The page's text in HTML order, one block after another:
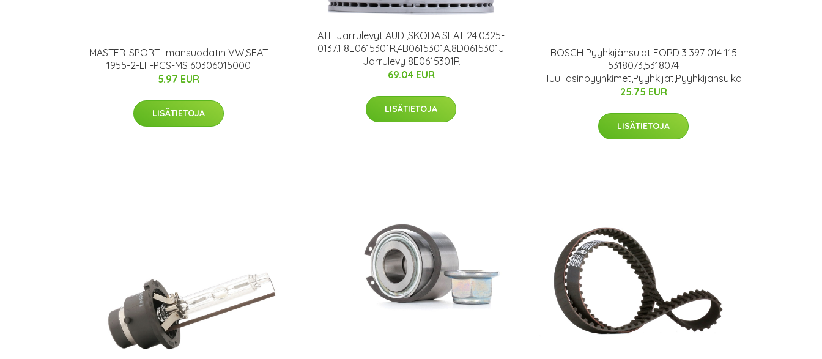
MASTER-SPORT Ilmansuodatin VW,SEAT
1955-2-LF-PCS-MS 60306015000
5.97 EUR
LISÄTIETOJA
ATE Jarrulevyt AUDI,SKODA,SEAT 24.0325-
0137.1 8E0615301R,4B0615301A,8D0615301J
Jarrulevy 8E0615301R
69.04 EUR
LISÄTIETOJA
BOSCH Pyyhkijänsulat FORD 3 397 014 115
5318073,5318074
Tuulilasinpyyhkimet,Pyyhkijät,Pyyhkijänsulka
25.75 EUR
LISÄTIETOJA